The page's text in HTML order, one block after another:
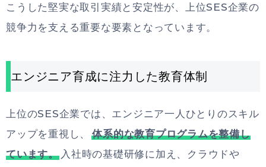
こうした堅実な取引実績と安定性が、上位SES企業の
競争力を支える重要な要素となっています。
エンジニア育成に注力した教育体制
上位のSES企業では、エンジニア一人ひとりのスキル
アップを重視し、
体系的な教育プログラムを整備し
ています。 入社時の基礎研修に加え、クラウドや